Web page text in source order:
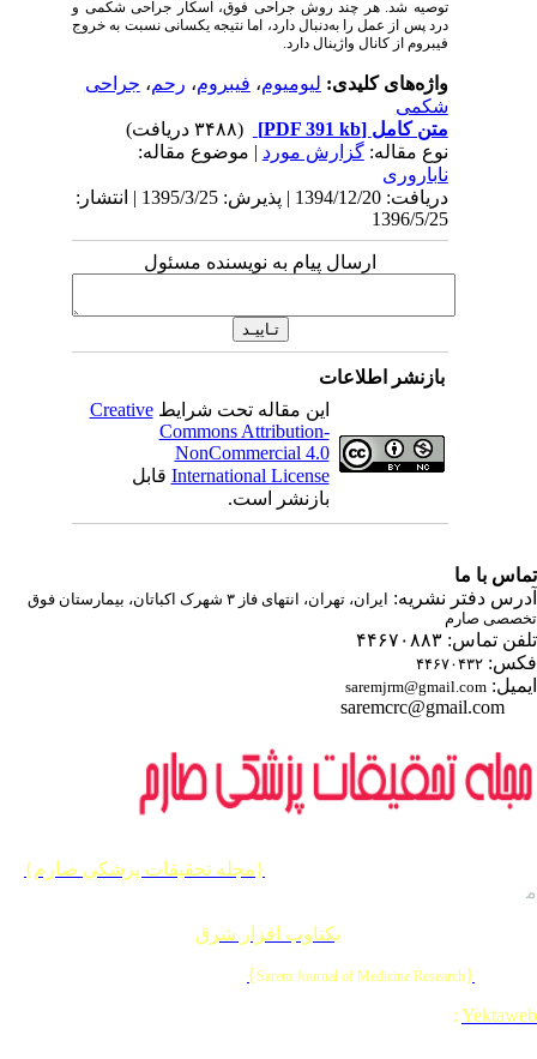
توصیه شد. هر چند روش جراحی فوق، اسکار جراحی شکمی و
درد پس از عمل را به‌دنبال دارد، اما نتیجه یکسانی نسبت به خروج
فیبروم از کانال واژینال دارد.
واژه‌های کلیدی:لیومیوم،فیبروم،رحم،جراحی
شکمی
متن کامل[PDF 391 kb]
نوع مقاله:گزارش مورد | موضوع مقاله:
ناباروری
دریافت: 1394/12/20 | پذیرش: 1395/3/25 | انتشار:
1396/5/25
ارسال پیام به نویسنده مسئول
بازنشر اطلاعات
این مقاله تحت شرایطCreative
Commons Attribution-
NonCommercial 4.0
International Licenseقابل
بازنشر است.
با ما
دفتر نشریه:
ایران، تهران، انتهای فاز ۳ شهرک اکباتان، بیمارستان فوق
صارم
تماس: ۴۴۶۷۰۸۸۳
۴۴۶۷۰۴۳۲
saremjrm@gmail.com
saremcrc@gmail.com
{مجله تحقيقات پزشكي صارم}
باشد.
یکتاوب افزار شرق
{Sarem Journal of Medicine Research
Designed & Developed by: